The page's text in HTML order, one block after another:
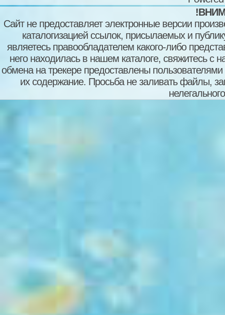
Сайт не предоставляет электронные версии
каталогизацией ссылок, присылаемых и
являетесь правообладателем какого-либо
него находилась в нашем каталоге, свяжитесь
обмена на трекере предоставлены пользователями
их содержание. Просьба не заливать файлы,